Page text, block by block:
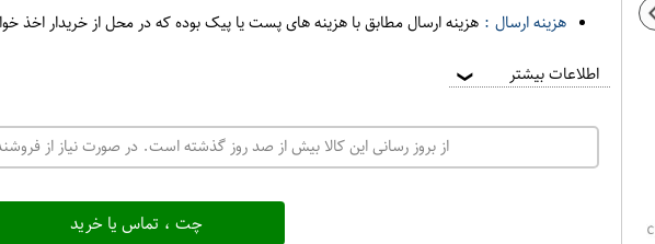
هزینه ارسال : هزینه ارسال مطابق با هزینه های پست یا پیک بوده که در محل از خریدار اخذ
اطلاعات بیشتر ❯
از بروز رسانی این کالا بیش از صد روز گذشته است. در صورت نیاز از
چت ، تماس یا خرید